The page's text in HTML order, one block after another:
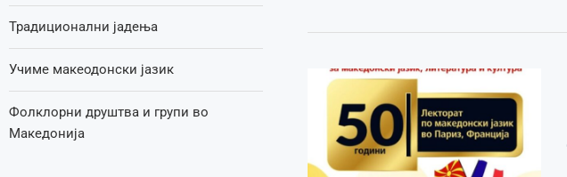
Традиционални јадења
Учиме макеодонски јазик
Фолклорни друштва и групи во
Македонија